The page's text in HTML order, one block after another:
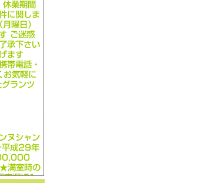
業期間
に関しま
曜日）
ご迷惑
承下さい
ます
帯電話・
お気軽に
ランツ
ヌシャン
成29年
満室時の
東堀切1-